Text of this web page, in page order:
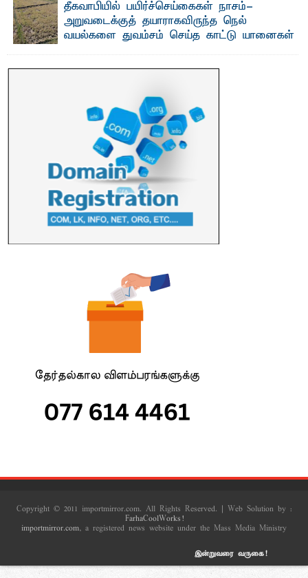
எம்.வை. அமீர்- ஒ லுவிலில் அமைந்துள்ள தென்கிழக்குப்
பல்கலைக்கழகத்தின் 18ஆவது பொதுப் பட்டமளிப்பு விழா ...
தீகவாபியில் பயிர்ச்செய்கைகள் நாசம்-
அறுவடைக்குத் தயாராகவிருந்த நெல்
வயல்களை துவம்சம் செய்த காட்டு யானைகள்
காணப்பட்ட பல ...
Copyright © 2011 importmirror.com. All Rights Reserved. | Web Solution by :
FarhaCoolWorks!
importmirror.com, a registered news website under the Mass Media Ministry
இன்றுவரை வருகை!